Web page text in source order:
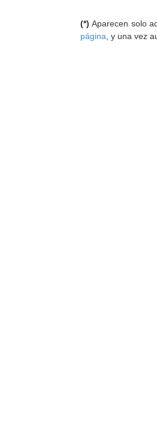
(*) Aparecen solo
página , y una vez